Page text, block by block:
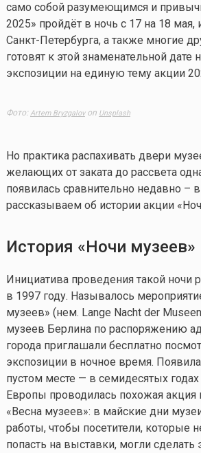
само собой разумеющимся и
2025» пройдёт в ночь с 17 на 18
Санкт-Петербурга, а также многие
готовят к этой знаменательной
экспозиции на единую тему акции
Фото: Artem Bryzgalovon Unsplash
Но практика распахивать двери
желающих от заката до рассвета
появилась сравнительно недавно –
рассказываем об истории акции
История «Ночи музеев»
Инициатива проведения такой ночи
в 1997 году. Называлось
музеев» (нем. Lange Nacht der
музеев Берлина по распоряжению
города приглашали бесплатно
экспозиции в ночное время.
пустом месте — в семидесятых
Европы проводилась похожая акция
«Весна музеев»: в майские дни
работы, чтобы посетители, которые
попасть на выставки, могли сделать